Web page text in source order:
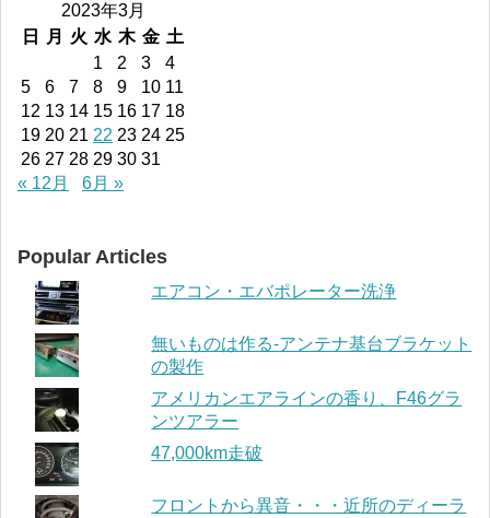
2023年3月
日
月 火 水 木 金 土
1
2 3
4
5
6 7 8 9 10 11
12 13 14 15 16 17 18
19 20 21 22 23 24 25
26 27 28 29 30 31
« 12月
6月 »
Popular Articles
エアコン・エバポレーター洗浄
無いものは作る-アンテナ基台ブラケット
の製作
アメリカンエアラインの香り、F46グラ
ンツアラー
47,000km走破
フロントから異音・・・近所のディーラ